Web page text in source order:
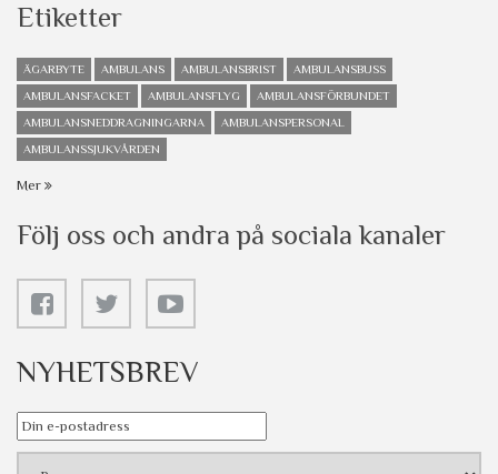
Etiketter
ÄGARBYTE AMBULANS AMBULANSBRIST
AMBULANSBUSS
AMBULANSFACKET
AMBULANSFLYG
AMBULANSFÖRBUNDET
AMBULANSNEDDRAGNINGARNA
AMBULANSPERSONAL
AMBULANSSJUKVÅRDEN
Mer
Följ oss och andra på sociala kanaler
NYHETSBREV